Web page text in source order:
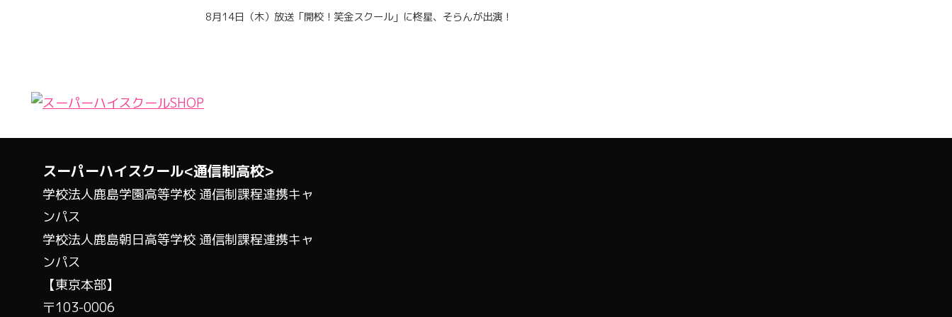
8月14日（木）放送「開校！笑金スクール」に柊星、そらんが出演！
スーパーハイスクール<通信制高校>
学校法人鹿島学園高等学校 通信制課程連携キャ
ンパス
学校法人鹿島朝日高等学校 通信制課程連携キャ
ンパス
【東京本部】
〒103-0006